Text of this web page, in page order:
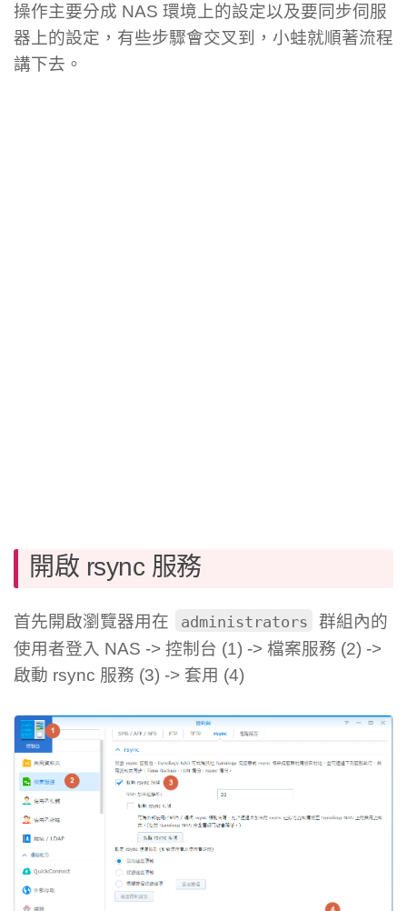
操作主要分成 NAS 環境上的設定以及要同步伺服
器上的設定，有些步驟會交叉到，小蛙就順著流程
講下去。
開啟 rsync 服務
首先開啟瀏覽器用在 administrators
群組內的
使用者登入 NAS -> 控制台 (1) -> 檔案服務 (2) ->
啟動 rsync 服務 (3) -> 套用 (4)